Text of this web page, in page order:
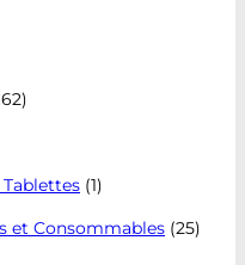
(1)
et Consommables (25)